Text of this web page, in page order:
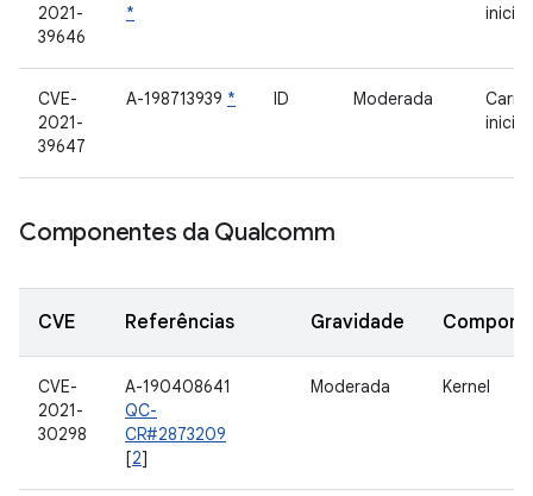
2021-
39646
*
CVE-
2021-
39647
A-198713939 * ID Moderada
Componentes da Qualcomm
CVE Referências Gravidade
CVE-
2021-
30298
A-190408641
QC-
CR#2873209
[2]
Moderada Kernel